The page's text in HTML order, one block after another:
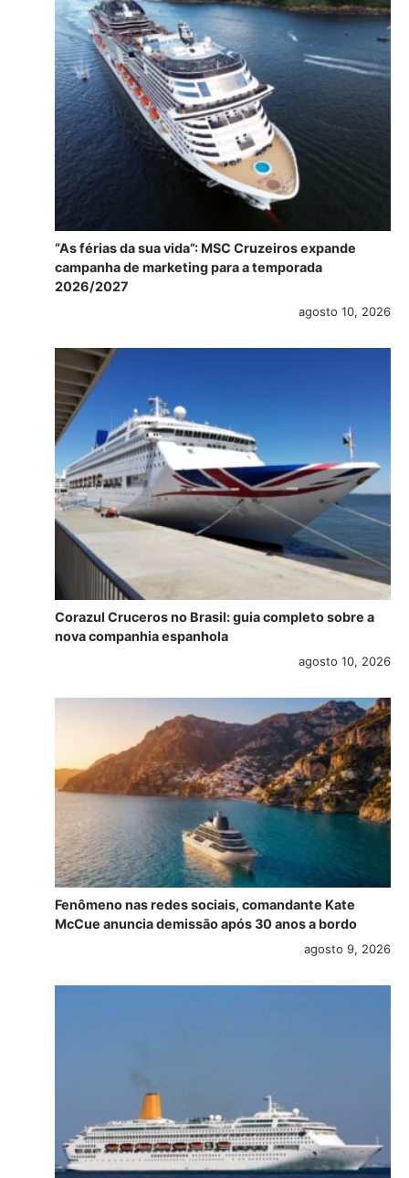
“As férias da sua vida”: MSC Cruzeiros expande
campanha de marketing para a temporada
2026/2027
agosto 10, 2026
Corazul Cruceros no Brasil: guia completo sobre a
nova companhia espanhola
agosto 10, 2026
Fenômeno nas redes sociais, comandante Kate
McCue anuncia demissão após 30 anos a bordo
agosto 9, 2026